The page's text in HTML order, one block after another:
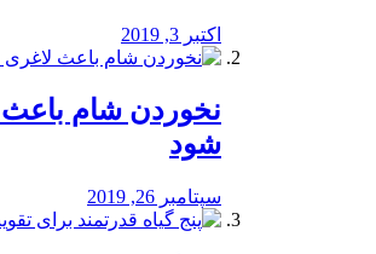
اکتبر 3, 2019
نخوردن شام
‌شود
سپتامبر 26, 2019